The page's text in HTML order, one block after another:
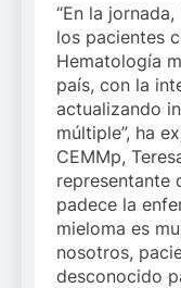
“En la
los pacientes
Hematología
país, con la
actualizando
múltiple”, ha
CEMMp,
representante
padece la
mieloma es
nosotros,
desconocido